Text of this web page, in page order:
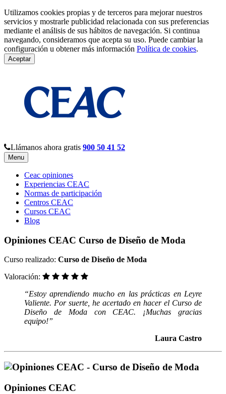
Utilizamos cookies propias y de terceros para mejorar nuestros
servicios y mostrarle publicidad relacionada con sus preferencias
mediante el análisis de sus hábitos de navegación. Si continua
navegando, consideramos que acepta su uso. Puede cambiar la
configuración u obtener más información Política de cookies.
Aceptar
Llámanos ahora gratis 900 50 41 52
Menu
Ceac opiniones
Experiencias CEAC
Normas de participación
Centros CEAC
Cursos CEAC
Blog
Opiniones CEAC Curso de Diseño de Moda
Curso realizado: Curso de Diseño de Moda
Valoración:
“Estoy aprendiendo mucho en las prácticas en Leyre
Valiente. Por suerte, he acertado en hacer el Curso de
Diseño de Moda con CEAC. ¡Muchas gracias
equipo!”
Laura Castro
Opiniones CEAC